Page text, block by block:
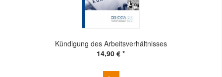
Kündigung des Arbeitsverhältnisses
14,90 € *